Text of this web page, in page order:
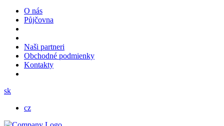
O nás
Půjčovna
Naši partneri
Obchodné podmienky
Kontakty
sk
cz